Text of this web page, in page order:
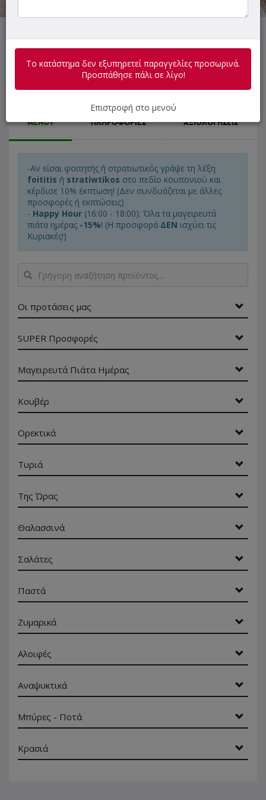
Το κατάστημα δεν εξυπηρετεί παραγγελίες προσωρινά.
Προσπάθησε πάλι σε λίγο!
ΜΕΝΟΥ ΠΛΗΡΟΦΟΡΙΕΣ ΑΞΙΟΛΟΓΗΣΕΙΣ
-Αν είσαι φοιτητής ή στρατιωτικός γράψε τη λέξη
foititis ή stratiwtikos στο πεδίο κουπονιού και
κέρδισε 10% έκπτωση! (Δεν συνδυάζεται με άλλες
προσφορές ή εκπτώσεις)
- Happy Hour (16:00 - 18:00): Όλα τα μαγειρευτά
πιάτα ημέρας -15%! (Η προσφορά ΔΕΝ ισχύει τις
Κυριακές!)
Γρήγορη
αναζήτηση
προϊόντος...
Οι προτάσεις μας
SUPER Προσφορές
Μαγειρευτά Πιάτα Ημέρας
Κουβέρ
Ορεκτικά
Τυριά
Της Ώρας
Θαλασσινά
Σαλάτες
Παστά
Ζυμαρικά
Αλοιφές
Αναψυκτικά
Μπύρες - Ποτά
Κρασιά
Το κατάστημα δεν εξυπηρετεί παραγγελίες προσωρινά.
Προσπάθησε πάλι σε λίγο!
Επιστροφή στο μενού